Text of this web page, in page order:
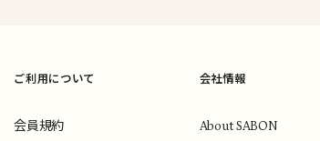
ご利用について
会員規約
会社情報
About SABON